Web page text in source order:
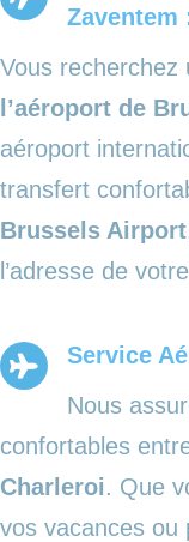
Zaventem
Vous recherchez
l’aéroport de
aéroport
transfert
Brussels Airport
l’adresse de
Service
Nous
confortables
Charleroi. Que
vos vacances ou